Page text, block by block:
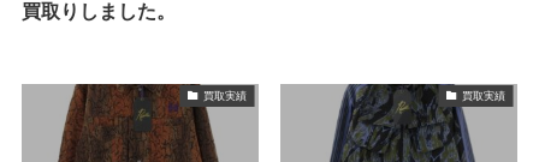
買取りしました。
買取実績 買取実績